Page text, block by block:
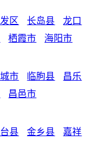
区 长岛县
龙口
栖霞市 海阳市
市 临朐县
昌乐
昌邑市
县 金乡县
嘉祥